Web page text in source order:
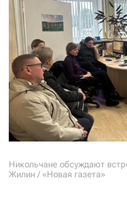
Никольчане обсуждают
Жилин / «Новая газета»